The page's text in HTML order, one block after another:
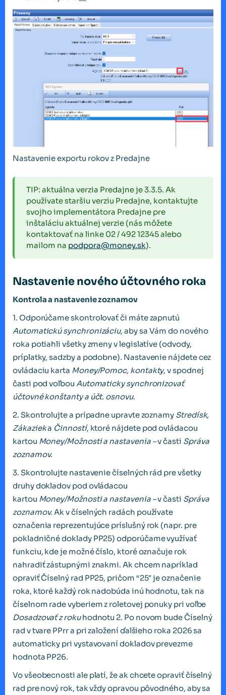
Nastavenie exportu rokov z Predajne
TIP: aktuálna verzia Predajne je 3.3.5. Ak
používate staršiu verziu Predajne, kontaktujte
svojho implementátora Predajne pre
inštaláciu aktuálnej verzie (nás môžete
kontaktovať na linke 02 / 492 12345 alebo
mailom na podpora@money.sk).
Nastavenie nového účtovného roka
Kontrola a nastavenie zoznamov
1. Odporúčame skontrolovať či máte zapnutú
Automatickú synchronizáciu,aby sa Vám do nového
roka potiahli všetky zmeny v legislatíve (odvody,
príplatky, sadzby a podobne). Nastavenie nájdete cez
ovládaciu karta Money/Pomoc, kontakty, v spodnej
časti pod voľbou Automaticky synchronizovať
účtovné konštanty a účt. osnovu.
2. Skontrolujte a prípadne upravte zoznamy Stredísk,
Zákazieka Činností, ktoré nájdete pod ovládacou
kartou Money/Možnosti a nastavenia –v časti Správa
zoznamov.
3. Skontrolujte nastavenie číselných rád pre všetky
druhy dokladov pod ovládacou
kartou Money/Možnosti a nastavenia –v časti Správa
zoznamov. Ak v číselných radách používate
označenia reprezentujúce príslušný rok (napr. pre
pokladničné doklady PP25) odporúčame využívať
funkciu, kde je možné číslo, ktoré označuje rok
nahradiť zástupnými znakmi. Ak chcem napríklad
opraviť Číselný rad PP25, pričom “25″ je označenie
roka, ktoré každý rok nadobúda inú hodnotu, tak na
číselnom rade vyberiem z roletovej ponuky pri voľbe
Dosadzovať z rokuhodnotu 2. Po novom bude Číselný
rad v tvare PPrr a pri založení ďalšieho roka 2026 sa
automaticky pri vystavovaní dokladov prevezme
hodnota PP26.
Vo všeobecnosti ale platí, že ak chcete opraviť číselný
rad pre nový rok, tak vždy opravou pôvodného, aby sa